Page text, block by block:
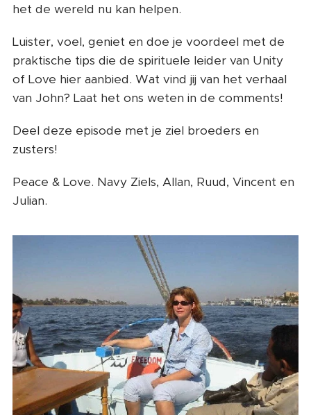
het de wereld nu kan helpen.
Luister, voel, geniet en doe je voordeel met de
praktische tips die de spirituele leider van Unity
of Love hier aanbied. Wat vind jij van het verhaal
van John? Laat het ons weten in de comments!
Deel deze episode met je ziel broeders en
zusters!
Peace & Love. Navy Ziels, Allan, Ruud, Vincent en
Julian.